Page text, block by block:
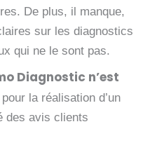
De plus, il manque,
sur les diagnostics
qui ne le sont pas.
Diagnostic n’est
pour la réalisation d’un
des avis clients